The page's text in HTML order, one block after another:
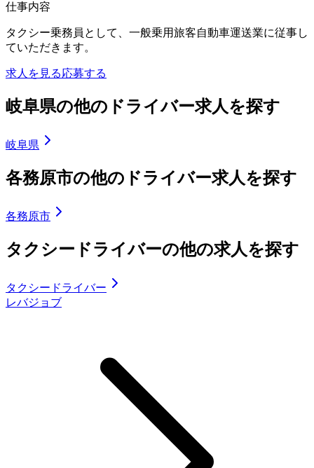
仕事内容
タクシー乗務員として、一般乗用旅客自動車運送業に従事し
ていただきます。
求人を見る応募する
岐阜県の他のドライバー求人を探す
岐阜県
各務原市の他のドライバー求人を探す
各務原市
タクシードライバーの他の求人を探す
タクシードライバー
レバジョブ